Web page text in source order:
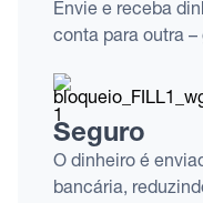
Envie e receba
conta para outra –
Seguro
O dinheiro é
bancária,